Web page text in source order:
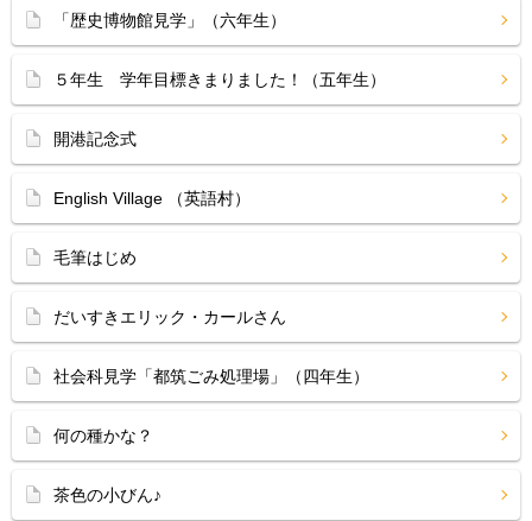
「歴史博物館見学」（六年生）
５年生 学年目標きまりました！（五年生）
開港記念式
English Village （英語村）
毛筆はじめ
だいすきエリック・カールさん
社会科見学「都筑ごみ処理場」（四年生）
何の種かな？
茶色の小びん♪